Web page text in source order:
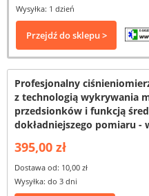
Wysyłka: 1 dzień
Przejdź do sklepu >
Profesjonalny
z technologią wykrywania
przedsionków i funkcją
dokładniejszego pomiaru -
395,00 zł
Dostawa od: 10,00 zł
Wysyłka: do 3 dni